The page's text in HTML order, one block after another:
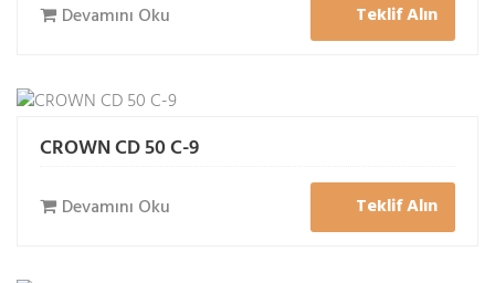
Devamını Oku Teklif Alın
CROWN CD 50 C-9
Devamını Oku Teklif Alın